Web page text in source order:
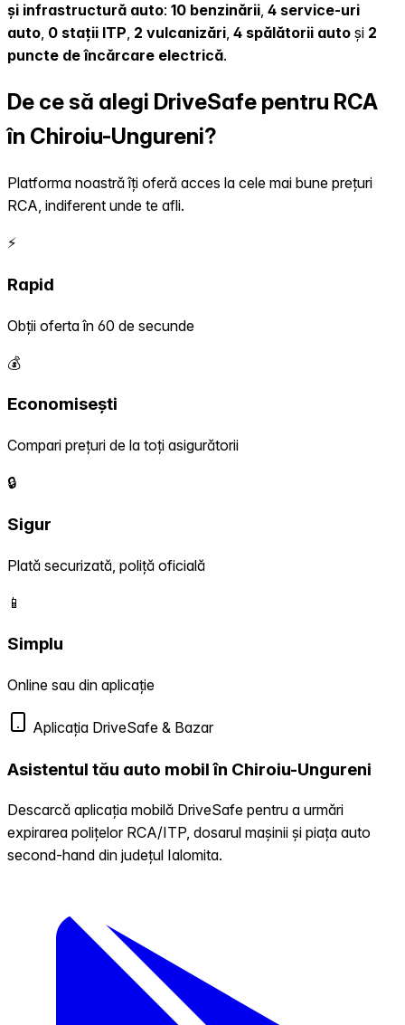
și infrastructură auto: 10 benzinării, 4 service-uri
auto, 0 stații ITP, 2 vulcanizări, 4 spălătorii auto și 2
puncte de încărcare electrică.
De ce să alegi DriveSafe pentru RCA
în Chiroiu-Ungureni?
Platforma noastră îți oferă acces la cele mai bune prețuri
RCA, indiferent unde te afli.
⚡
Rapid
Obții oferta în 60 de secunde
💰
Economisești
Compari prețuri de la toți asigurătorii
🔒
Sigur
Plată securizată, poliță oficială
📱
Simplu
Online sau din aplicație
Aplicația DriveSafe & Bazar
Asistentul tău auto mobil în Chiroiu-Ungureni
Descarcă aplicația mobilă DriveSafe pentru a urmări
expirarea polițelor RCA/ITP, dosarul mașinii și piața auto
second-hand din județul Ialomita.